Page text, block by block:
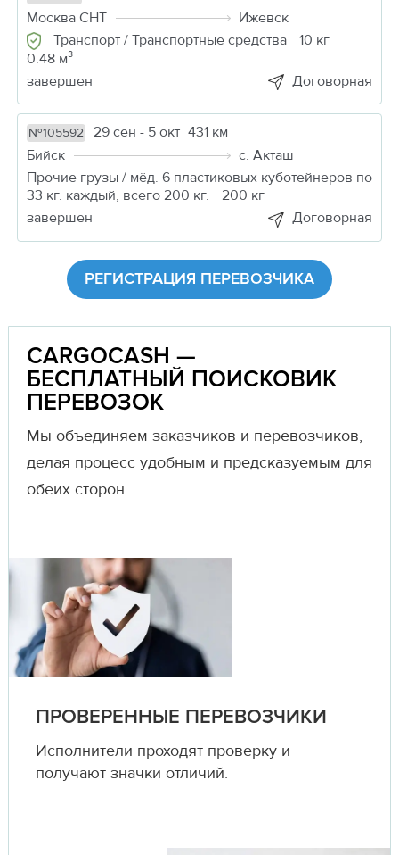
Москва СНТ
Ижевск
Транспорт / Транспортные средства
10 кг
0.48 м³
завершен
Договорная
№105592 29 сен - 5 окт 431 км
Бийск
с. Акташ
Прочие грузы / мёд. 6 пластиковых куботейнеров по
33 кг. каждый, всего 200 кг.
200 кг
завершен
Договорная
РЕГИСТРАЦИЯ ПЕРЕВОЗЧИКА
CARGOCASH —
БЕСПЛАТНЫЙ ПОИСКОВИК
ПЕРЕВОЗОК
Мы объединяем заказчиков и перевозчиков,
делая процесс удобным и предсказуемым для
обеих сторон
ПРОВЕРЕННЫЕ ПЕРЕВОЗЧИКИ
Исполнители проходят проверку и
получают значки отличий.